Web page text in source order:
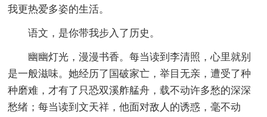
我更热爱多姿的生活。
语文，是你带我步入了历史。
幽幽灯光，漫漫书香。每当读到李清照，心里就别
是一般滋味。她经历了国破家亡，举目无亲，遭受了种
种磨难，才有了只恐双溪舴艋舟，载不动许多愁的深深
愁绪；每当读到文天祥，他面对敌人的诱惑，毫不动